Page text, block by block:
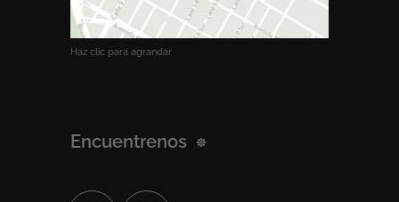
Haz clic para agrandar
Encuentrenos